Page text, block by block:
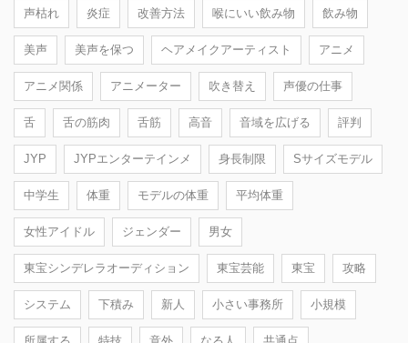
声枯れ 炎症 改善方法 喉にいい飲み物 飲み物
美声 美声を保つ ヘアメイクアーティスト アニメ
アニメ関係 アニメーター 吹き替え 声優の仕事
舌 舌の筋肉 舌筋 高音 音域を広げる 評判
JYP JYPエンターテインメ 身長制限 Sサイズモデル
中学生 体重 モデルの体重 平均体重
女性アイドル ジェンダー 男女
東宝シンデレラオーディション 東宝芸能 東宝 攻略
システム 下積み 新人 小さい事務所 小規模